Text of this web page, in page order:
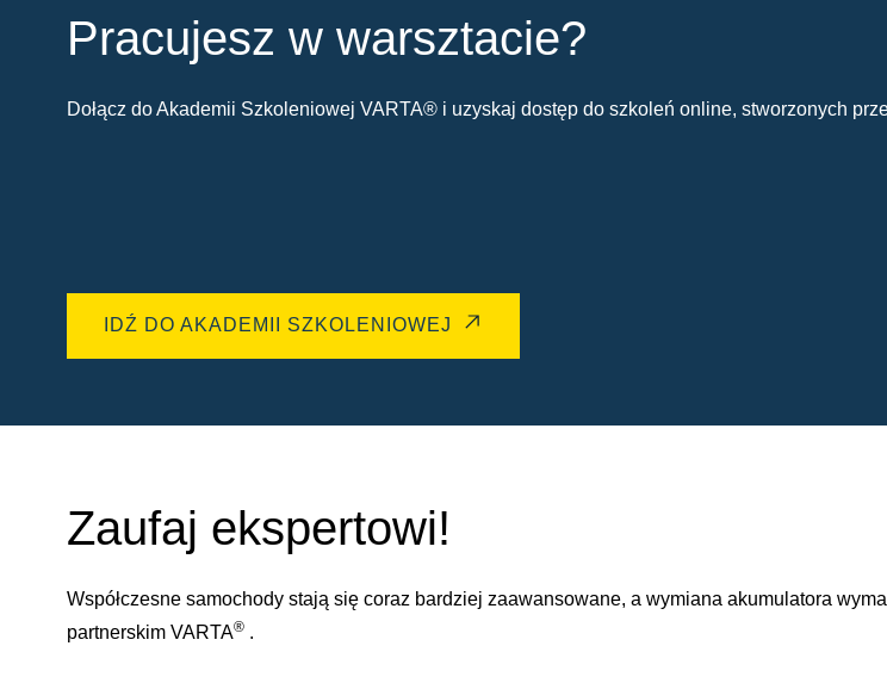
Pracujesz w warsztacie?
Dołącz do Akademii Szkoleniowej VARTA® i uzyskaj dostęp do szkoleń online, stworzonych
IDŹ DO AKADEMII SZKOLENIOWEJ
Zaufaj ekspertowi!
Współczesne samochody stają się coraz bardziej zaawansowane, a wymiana akumulatora
partnerskim VARTA® .